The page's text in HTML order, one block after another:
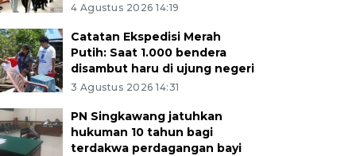
4 Agustus 2026 14:19
Catatan Ekspedisi Merah
Putih: Saat 1.000 bendera
disambut haru di ujung negeri
3 Agustus 2026 14:31
PN Singkawang jatuhkan
hukuman 10 tahun bagi
terdakwa perdagangan bayi